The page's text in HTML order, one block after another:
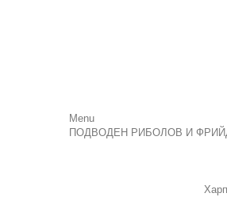
Menu
ПОДВОДЕН РИБОЛОВ И